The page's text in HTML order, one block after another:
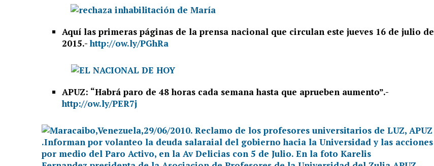
Aquí las primeras páginas de la prensa nacional que circulan este jueves 16 de julio de
2015.-http://ow.ly/PGhRa
APUZ: “Habrá paro de 48 horas cada semana hasta que aprueben aumento”.-
http://ow.ly/PER7j